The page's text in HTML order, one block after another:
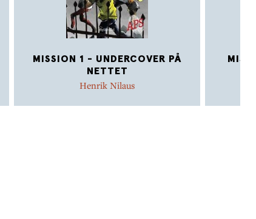
MISSION 1 - UNDERCOVER PÅ
NETTET
Henrik Nilaus